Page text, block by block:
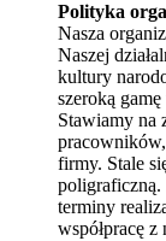
Polityka
Nasza
Naszej
kultury
szeroką
Stawiamy na
firmy. Stale
terminy
współpracę